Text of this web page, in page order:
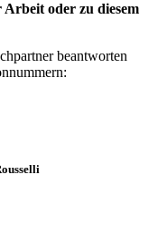
Arbeit oder zu diesem
beantworten